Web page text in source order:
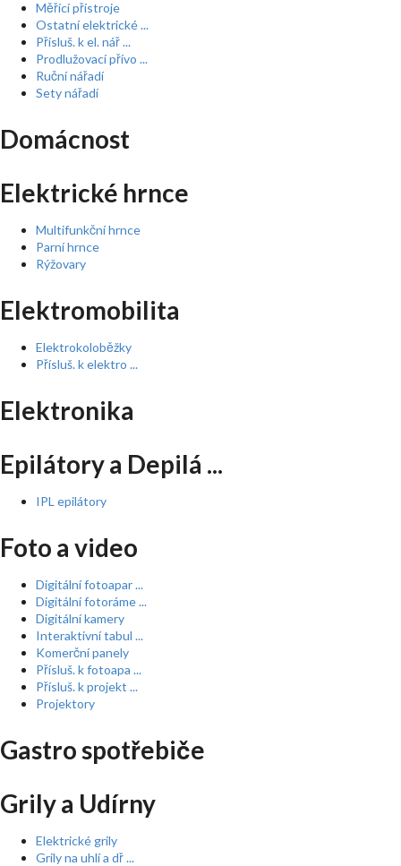
Měřící přístroje
Ostatní elektrické ...
Přísluš. k el. nář ...
Prodlužovací přívo ...
Ruční nářadí
Sety nářadí
Domácnost
Elektrické hrnce
Multifunkční hrnce
Parní hrnce
Rýžovary
Elektromobilita
Elektrokoloběžky
Přísluš. k elektro ...
Elektronika
Epilátory a Depilá ...
IPL epilátory
Foto a video
Digitální fotoapar ...
Digitální fotoráme ...
Digitální kamery
Interaktivní tabul ...
Komerční panely
Přísluš. k fotoapa ...
Přísluš. k projekt ...
Projektory
Gastro spotřebiče
Grily a Udírny
Elektrické grily
Grily na uhlí a dř ...